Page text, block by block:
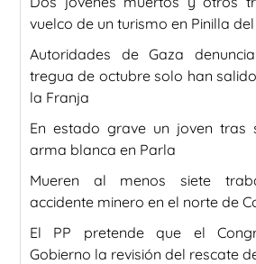
vuelco de un turismo en Pinilla
Autoridades de Gaza
tregua de octubre solo han
la Franja
En estado grave un joven tras
arma blanca en Parla
Mueren al menos siete
accidente minero en el norte de
El PP pretende que el
Gobierno la revisión del rescate